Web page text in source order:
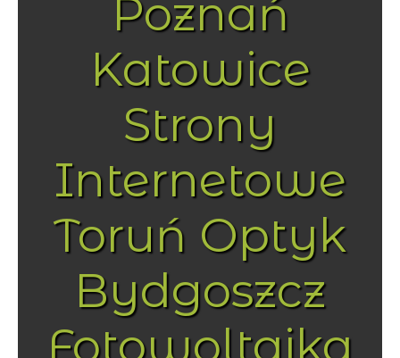
Poznań
Katowice
Strony
Internetowe
Toruń Optyk
Bydgoszcz
Fotowoltaika